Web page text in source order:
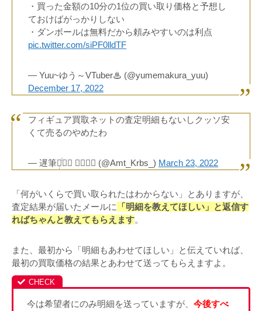
・買った金額の10分の1位の買い取り価格と予想し
ておけばがっかりしない
・ダンボールは無料だから頼みやすいのは利点
pic.twitter.com/siPF0lldTF
— Yuu~ゆう～VTuber♨ (@yumemakura_yuu)
December 17, 2022
フィギュア買取ネットの査定明細もないしクッソ安
くて売るのやめたわ
— 遅筆な̣̣̇̇ｻﾝ 原⃖稿⃖ (@Amt_Krbs_) March 23, 2022
「何がいくらで買い取られたはわからない」とありますが、
査定結果が届いたメールに
「明細を教えてほしい」と返信す
ればちゃんと教えてもらえます。
また、最初から「明細もあわせてほしい」と伝えていれば、
最初の買取価格の結果とあわせて送ってもらえますよ。
今は希望者にのみ明細を送っていますが、 今後すべ